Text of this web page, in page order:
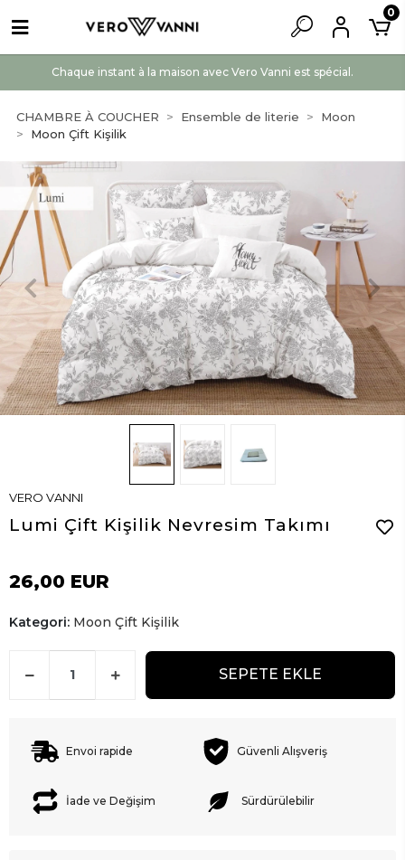
Chaque instant à la maison avec Vero Vanni est spécial.
0
CHAMBRE À COUCHER Ensemble de literie
Moon
Moon Çift Kişilik
VERO VANNI
Lumi Çift Kişilik Nevresim Takımı
26,00 EUR
Kategori: Moon Çift Kişilik
SEPETE EKLE
Envoi rapide Güvenli Alışveriş
İade ve Değişim Sürdürülebilir